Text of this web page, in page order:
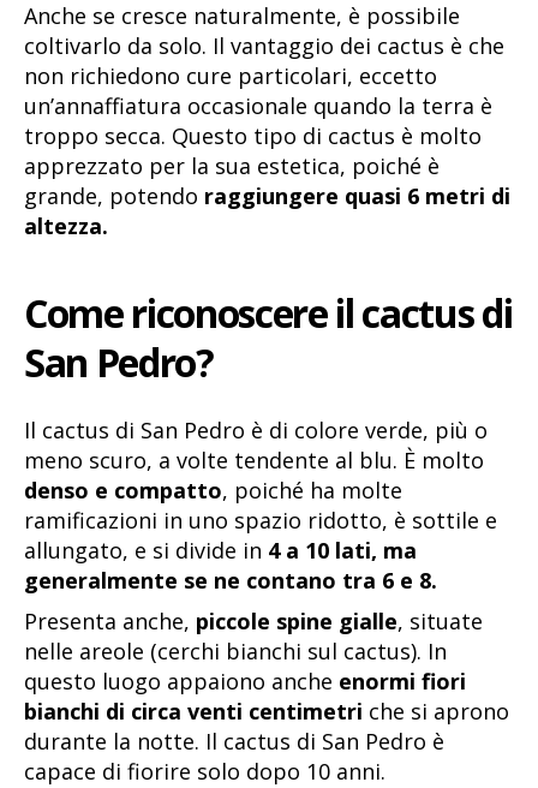
Anche se cresce naturalmente, è possibile
coltivarlo da solo. Il vantaggio dei cactus è che
non richiedono cure particolari, eccetto
un’annaffiatura occasionale quando la terra è
troppo secca. Questo tipo di cactus è molto
apprezzato per la sua estetica, poiché è
grande, potendo raggiungere quasi 6 metri di
altezza.
Come riconoscere il cactus di
San Pedro?
Il cactus di San Pedro è di colore verde, più o
meno scuro, a volte tendente al blu. È molto
denso e compatto, poiché ha molte
ramificazioni in uno spazio ridotto, è sottile e
allungato, e si divide in 4 a 10 lati, ma
generalmente se ne contano tra 6 e 8.
Presenta anche, piccole spine gialle, situate
nelle areole (cerchi bianchi sul cactus). In
questo luogo appaiono anche enormi fiori
bianchi di circa venti centimetri che si aprono
durante la notte. Il cactus di San Pedro è
capace di fiorire solo dopo 10 anni.